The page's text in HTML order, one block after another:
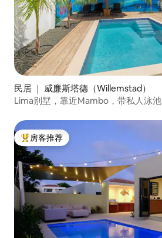
民居 ｜ 威廉斯塔德（Willemstad）
Lima别墅，靠近Mambo，带私人泳池
热门「房客推荐」
房客推荐